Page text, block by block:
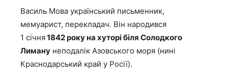
Василь Мова український письменник,
мемуарист, перекладач. Він народився
1 січня1842 року на хуторі біля Солодкого
Лиману неподалік Азовського моря (нині
Краснодарський край у Росії).